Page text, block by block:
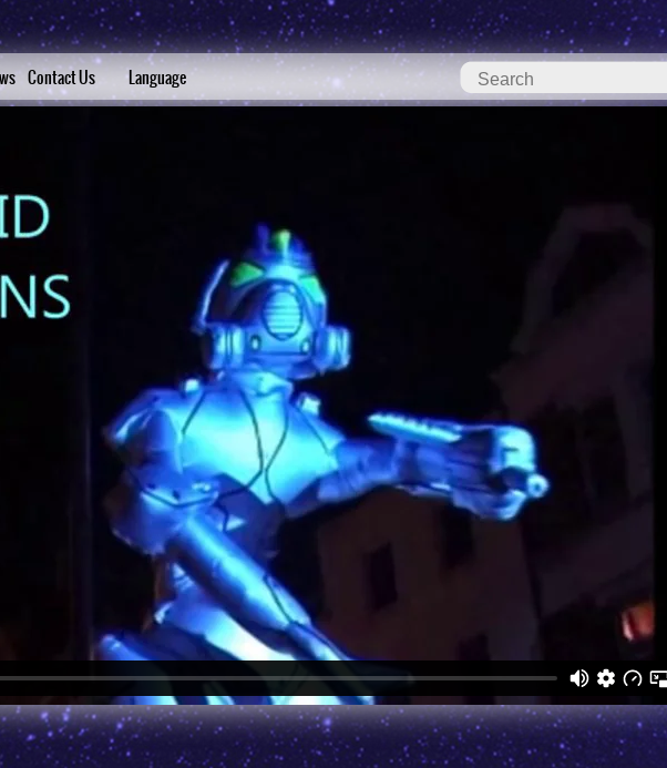
Contact Us Language